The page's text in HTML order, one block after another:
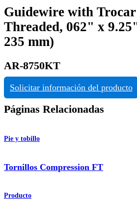
Guidewire with
Threaded, 062" x
235 mm)
AR-8750KT
Solicitar información del producto
Páginas Relacionadas
Pie y tobillo
Tornillos Compression FT
Producto